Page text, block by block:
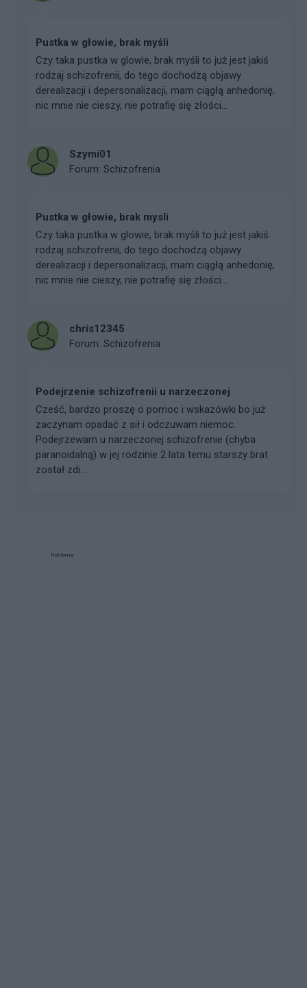
Pustka w głowie, brak myśli
Czy taka pustka w glowie, brak myśli to już jest jakiś
rodzaj schizofrenii, do tego dochodzą objawy
derealizacji i depersonalizacji, mam ciągłą anhedonię,
nic mnie nie cieszy, nie potrafię się złości...
Szymi01
Forum: Schizofrenia
Pustka w głowie, brak mysli
Czy taka pustka w glowie, brak myśli to już jest jakiś
rodzaj schizofrenii, do tego dochodzą objawy
derealizacji i depersonalizacji, mam ciągłą anhedonię,
nic mnie nie cieszy, nie potrafię się złości...
chris12345
Forum: Schizofrenia
Podejrzenie schizofrenii u narzeczonej
Cześć, bardzo proszę o pomoc i wskazówki bo już
zaczynam opadać z sił i odczuwam niemoc.
Podejrzewam u narzeczonej schizofrenie (chyba
paranoidalną) w jej rodzinie 2 lata temu starszy brat
został zdi...
Reklama: